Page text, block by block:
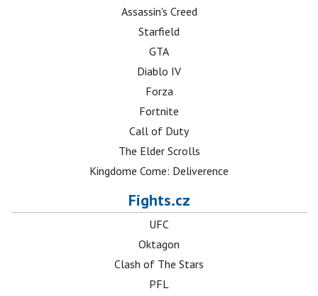
Assassin's Creed
Starfield
GTA
Diablo IV
Forza
Fortnite
Call of Duty
The Elder Scrolls
Kingdome Come: Deliverence
Fights.cz
UFC
Oktagon
Clash of The Stars
PFL